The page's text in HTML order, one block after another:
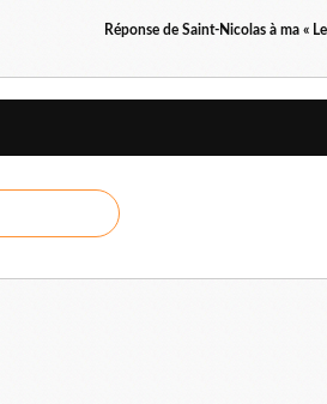
Réponse de Saint-Nicolas à ma «